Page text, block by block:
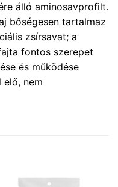
álló aminosavprofilt.
bőségesen tartalmaz
zsírsavat; a
fontos szerepet
és működése
elő, nem